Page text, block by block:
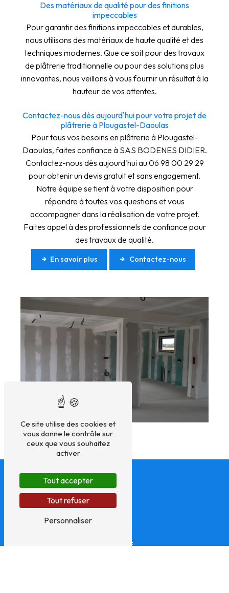
Des matériaux de qualité pour des finitions
impeccables
Pour garantir des finitions impeccables et durables,
nous utilisons des matériaux de haute qualité et des
techniques modernes. Que ce soit pour des travaux
de plâtrerie traditionnelle ou pour des solutions plus
innovantes, nous veillons à vous fournir un résultat à la
hauteur de vos attentes.
Contactez-nous dès aujourd'hui pour votre projet de
plâtrerie à Plougastel-Daoulas
Pour tous vos besoins en plâtrerie à Plougastel-
Daoulas, faites confiance à SAS BODENES DIDIER.
Contactez-nous dès aujourd'hui au 06 98 00 29 29
pour obtenir un devis gratuit et sans engagement.
Notre équipe se tient à votre disposition pour
répondre à toutes vos questions et vous
accompagner dans la réalisation de votre projet.
Faites appel à des professionnels de confiance pour
des travaux de qualité.
En savoir plus Contactez-nous
ADRESSE
Ce site utilise des cookies et
vous donne le contrôle sur
ceux que vous souhaitez
activer
Tout accepter
Tout refuser
Personnaliser